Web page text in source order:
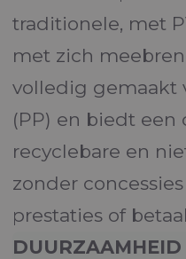
traditionele, met
met zich
volledig gemaakt
(PP) en biedt een
recyclebare en
zonder
prestaties of
DUURZAAMHEID